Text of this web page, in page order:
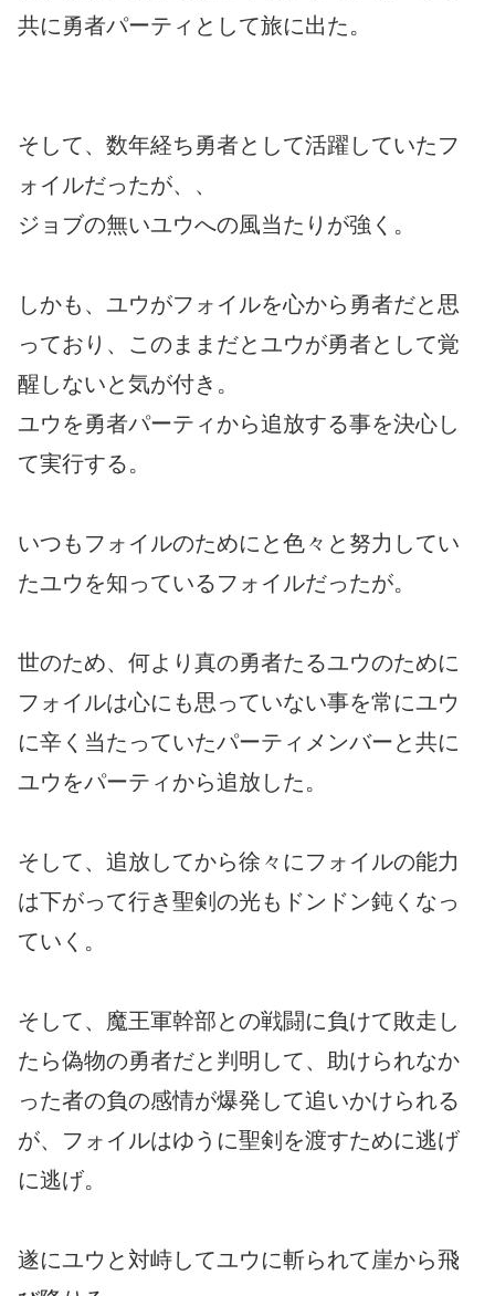
共に勇者パーティとして旅に出た。
そして、数年経ち勇者として活躍していたフ
ォイルだったが、、
ジョブの無いユウへの風当たりが強く。
しかも、ユウがフォイルを心から勇者だと思
っており、このままだとユウが勇者として覚
醒しないと気が付き。
ユウを勇者パーティから追放する事を決心し
て実行する。
いつもフォイルのためにと色々と努力してい
たユウを知っているフォイルだったが。
世のため、何より真の勇者たるユウのために
フォイルは心にも思っていない事を常にユウ
に辛く当たっていたパーティメンバーと共に
ユウをパーティから追放した。
そして、追放してから徐々にフォイルの能力
は下がって行き聖剣の光もドンドン鈍くなっ
ていく。
そして、魔王軍幹部との戦闘に負けて敗走し
たら偽物の勇者だと判明して、助けられなか
った者の負の感情が爆発して追いかけられる
が、フォイルはゆうに聖剣を渡すために逃げ
に逃げ。
遂にユウと対峙してユウに斬られて崖から飛